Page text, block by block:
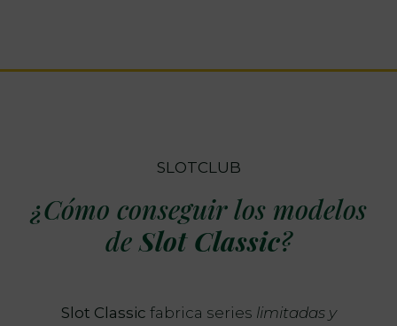
SLOTCLUB
¿Cómo conseguir los modelos
de Slot Classic?
Slot Classic fabrica series limitadas y